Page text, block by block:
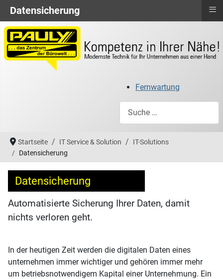
Fernwartung
Startseite IT Service & Solution
IT-Solutions
Datensicherung
Datensicherung
Automatisierte Sicherung Ihrer Daten, damit
nichts verloren geht.
In der heutigen Zeit werden die digitalen Daten eines
unternehmen immer wichtiger und gehören immer mehr
um betriebsnotwendigem Kapital einer Unternehmung. Ein
Datensicherung ≡